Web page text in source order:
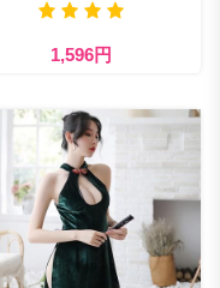
1,596円